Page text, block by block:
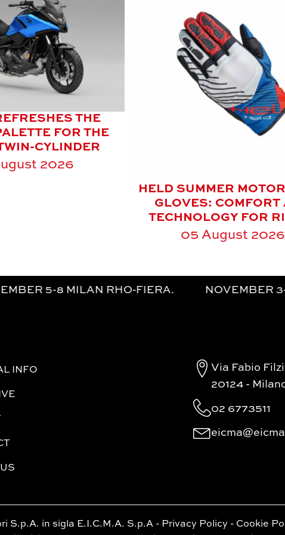
THE
FOR THE
CYLINDER
2026
HELD SUMMER
GLOVES: COMFORT
TECHNOLOGY FOR
05 August 2026
FIERA. NOVEMBER 3-4. PRESS
INFO
Via Fabio
20124 -
02 6773511
S.p.A. in sigla E.I.C.M.A. S.p.A - Privacy Policy - Cookie